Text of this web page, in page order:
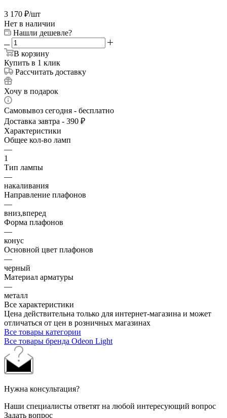
3 170 ₽/шт
Нет в наличии
Нашли дешевле?
В корзину
Купить в 1 клик
Рассчитать доставку
Хочу в подарок
Самовывоз сегодня - бесплатно
Доставка завтра - 390 ₽
Характеристики
Общее кол-во ламп
—
1
Тип лампы
—
накаливания
Направление плафонов
—
вниз,вперед
Форма плафонов
—
конус
Основной цвет плафонов
—
черный
Материал арматуры
—
металл
Все характеристики
Цена действительна только для интернет-магазина и может
отличаться от цен в розничных магазинах
Все товары категории
Все товары бренда Odeon Light
Нужна консультация?
Наши специалисты ответят на любой интересующий вопрос
Задать вопрос